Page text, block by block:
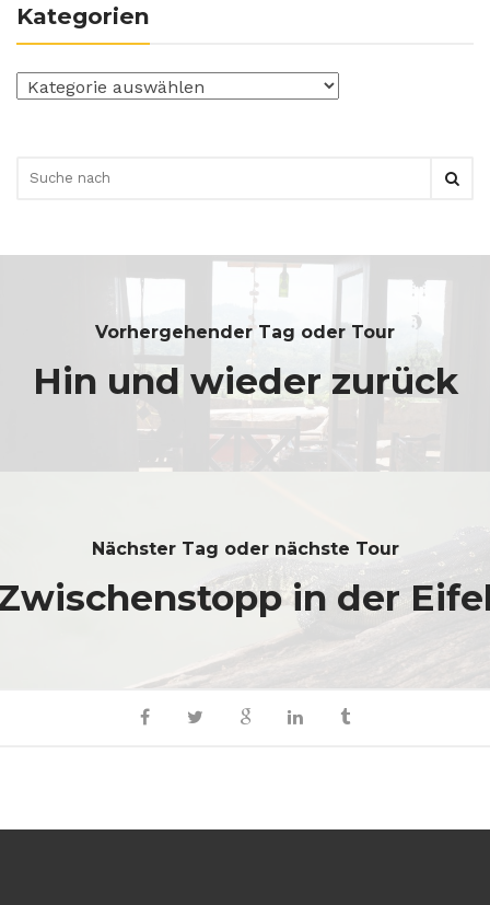
Kategorien
Kategorien
Vorhergehender Tag oder Tour
Hin und wieder zurück
Nächster Tag oder nächste Tour
in der